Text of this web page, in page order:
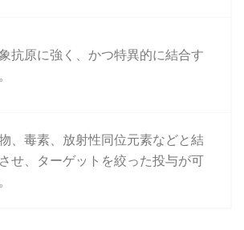
抗原に強く、かつ特異的に結合す
、毒素、放射性同位元素などと結
せ、ターゲットを絞った投与が可